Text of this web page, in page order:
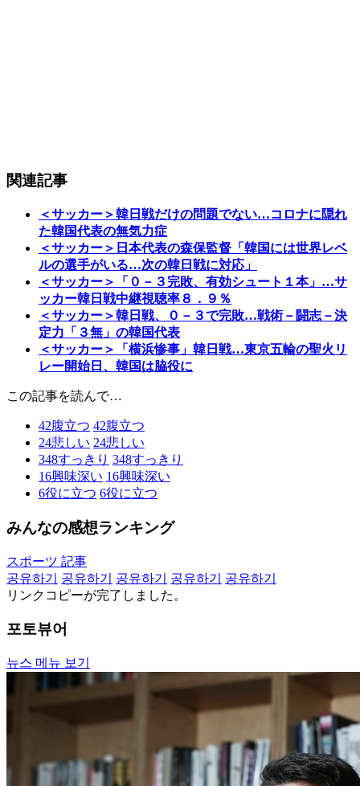
関連記事
＜サッカー＞韓日戦だけの問題でない…コロナに隠れ
た韓国代表の無気力症
＜サッカー＞日本代表の森保監督「韓国には世界レベ
ルの選手がいる…次の韓日戦に対応」
＜サッカー＞「０－３完敗、有効シュート１本」…サ
ッカー韓日戦中継視聴率８．９％
＜サッカー＞韓日戦、０－３で完敗…戦術－闘志－決
定力「３無」の韓国代表
＜サッカー＞「横浜惨事」韓日戦…東京五輪の聖火リ
レー開始日、韓国は脇役に
この記事を読んで…
42腹立つ 42腹立つ
24悲しい 24悲しい
348すっきり 348すっきり
16興味深い 16興味深い
6役に立つ 6役に立つ
みんなの感想ランキング
スポーツ 記事
공유하기
공유하기 공유하기 공유하기
공유하기
リンクコピーが完了しました。
포토뷰어
뉴스 메뉴 보기